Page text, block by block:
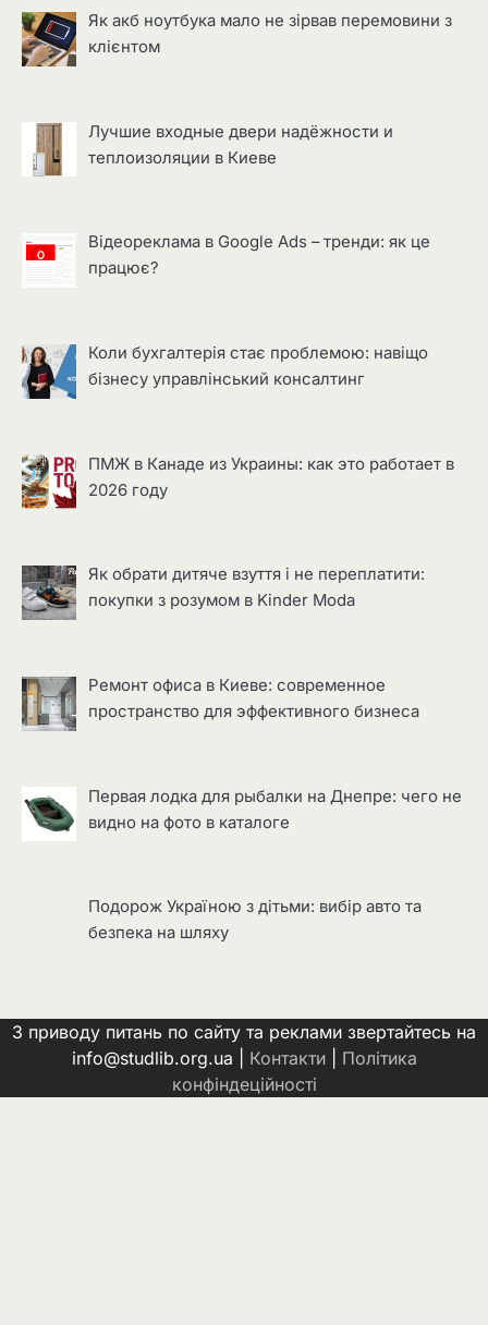
Як акб ноутбука мало не зірвав перемовини з
клієнтом
Лучшие входные двери надёжности и
теплоизоляции в Киеве
Відеореклама в Google Ads – тренди: як це
працює?
Коли бухгалтерія стає проблемою: навіщо
бізнесу управлінський консалтинг
ПМЖ в Канаде из Украины: как это работает в
2026 году
Як обрати дитяче взуття і не переплатити:
покупки з розумом в Kinder Moda
Ремонт офиса в Киеве: современное
пространство для эффективного бизнеса
Первая лодка для рыбалки на Днепре: чего не
видно на фото в каталоге
Подорож Україною з дітьми: вибір авто та
безпека на шляху
З приводу питань по сайту та реклами звертайтесь на
info@studlib.org.ua | Контакти| Політика
конфіндеційності